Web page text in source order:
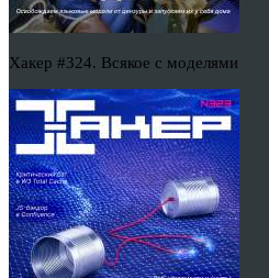
Хакер #324. Всякое с моделями